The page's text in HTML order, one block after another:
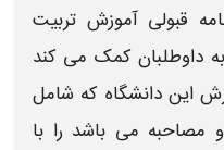
قبولی آموزش تربیت
به داوطلبان کمک می کند
ایندانشگاه که شامل
مصاحبه می باشد را با